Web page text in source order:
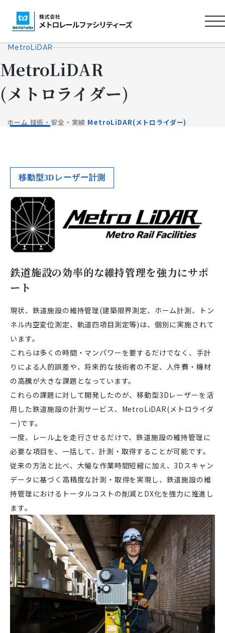
MetroLiDAR
MetroLiDAR
(メトロライダー)
ホーム 技術・安全・実績 MetroLiDAR(メトロライダー)
移動型3Dレーザー計測
鉄道施設の効率的な維持管理を強力にサポ
ート
現状、鉄道施設の維持管理(建築限界測定、ホーム計測、トン
ネル内空変位測定、軌道四項目測定等)は、個別に実施されて
います。
これらは多くの時間・マンパワーを要するだけでなく、手計
りによる人的誤差や、将来的な技術者の不足、人件費・機材
の高騰が大きな課題となっています。
これらの課題に対して開発したのが、移動型3Dレーザーを活
用した鉄道施設の計測サービス、MetroLiDAR(メトロライダ
ー)です。
一度、レール上を走行させるだけで、鉄道施設の維持管理に
必要な項目を、一括して、計測・取得することが可能です。
従来の方法と比べ、大幅な作業時間短縮に加え、3Dスキャン
データに基づく高精度な計測・取得を実現し、鉄道施設の維
持管理におけるトータルコストの削減とDX化を強力に推進し
ます。